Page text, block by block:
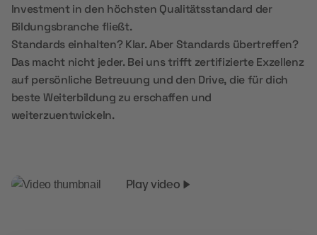
Investment in den höchsten Qualitätsstandard der
Bildungsbranche fließt.
Standards einhalten? Klar. Aber Standards übertreffen?
Das macht nicht jeder. Bei uns trifft zertifizierte Exzellenz
auf persönliche Betreuung und den Drive, die für dich
beste Weiterbildung zu erschaffen und
weiterzuentwickeln.
Play video